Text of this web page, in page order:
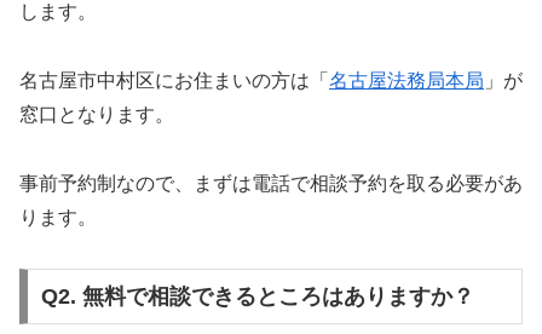
します。
名古屋市中村区にお住まいの方は「 名古屋法務局本局 」が
窓口となります。
事前予約制なので、まずは電話で相談予約を取る必要があ
ります。
Q2. 無料で相談できるところはありますか？